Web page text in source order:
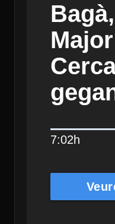
7:02h